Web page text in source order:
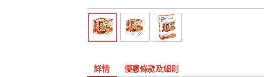
詳情 優惠條款及細則